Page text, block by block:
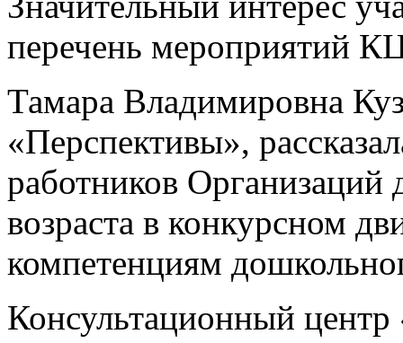
перечень мероприятий
Тамара Владимировна
«Перспективы»,
работников Организаций
возраста в конкурсном
компетенциям
Консультационный